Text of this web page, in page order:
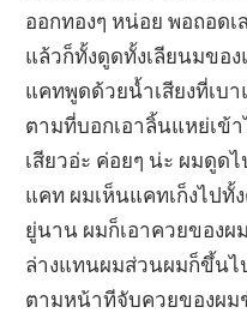
ออกทองๆ หน่อย พอถอด
แล้วก็ทั้งดูดทั้งเลียนมขอ
แคทพูดด้วยน้ำเสียงที่เบ
ตามที่บอกเอาลิ้นแหย่เข้
เสียวอ่ะ ค่อยๆ น่ะ ผมดู
แคท ผมเห็นแคทเก็งไปทั้
ยู่นาน ผมก็เอาควยของ
ล่างแทนผมส่วนผมก็ขึ้น
ตามหน้าทีจับควยของผม